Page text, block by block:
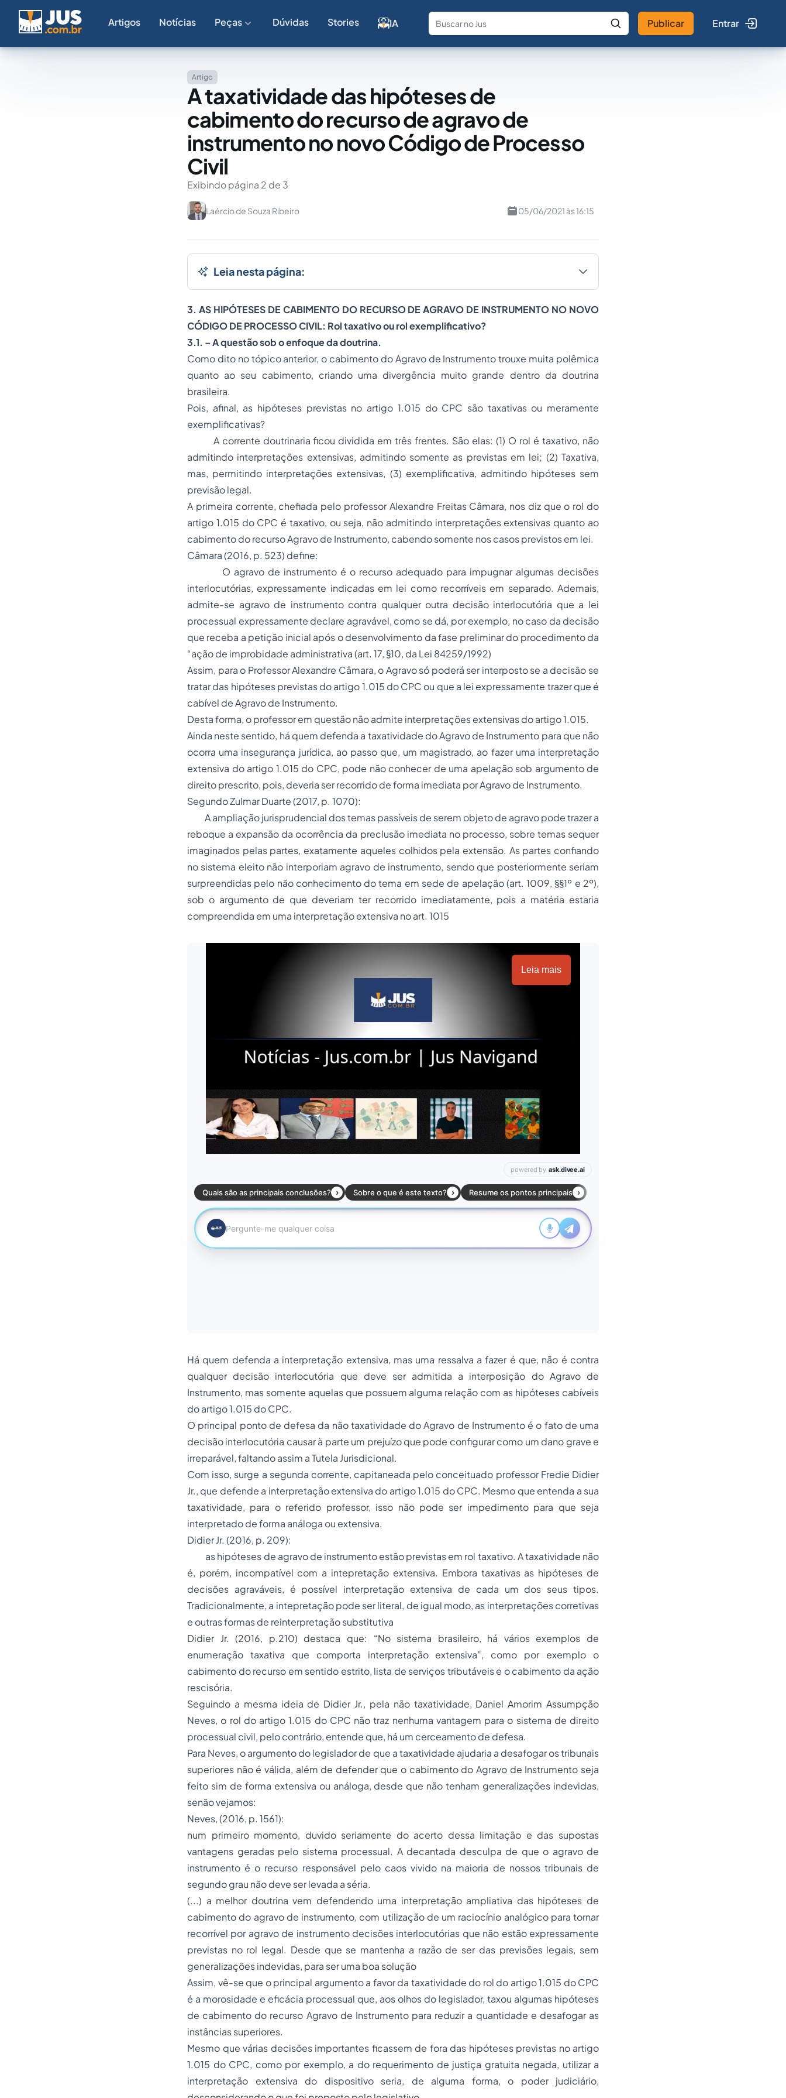
Artigos Notícias Peças Dúvidas Stories IA
Fale com a IA Buscar no Jus
Publicar Entrar
Artigo
A taxatividade das hipóteses de
cabimento do recurso de agravo de
instrumento no novo Código de Processo
Civil
Exibindo página 2 de 3
Laércio de Souza Ribeiro 05/06/2021 às 16:15
Leia nesta página:
3. AS HIPÓTESES DE CABIMENTO DO RECURSO DE AGRAVO DE INSTRUMENTO NO NOVO
CÓDIGO DE PROCESSO CIVIL: Rol taxativo ou rol exemplificativo?
3.1. – A questão sob o enfoque da doutrina.
Como dito no tópico anterior, o cabimento do Agravo de Instrumento trouxe muita polêmica
quanto ao seu cabimento, criando uma divergência muito grande dentro da doutrina
brasileira.
Pois, afinal, as hipóteses previstas no artigo 1.015 do CPC são taxativas ou meramente
exemplificativas?
A corrente doutrinaria ficou dividida em três frentes. São elas: (1) O rol é taxativo, não
admitindo interpretações extensivas, admitindo somente as previstas em lei; (2) Taxativa,
mas, permitindo interpretações extensivas, (3) exemplificativa, admitindo hipóteses sem
previsão legal.
A primeira corrente, chefiada pelo professor Alexandre Freitas Câmara, nos diz que o rol do
artigo 1.015 do CPC é taxativo, ou seja, não admitindo interpretações extensivas quanto ao
cabimento do recurso Agravo de Instrumento, cabendo somente nos casos previstos em lei.
Câmara (2016, p. 523) define:
O agravo de instrumento é o recurso adequado para impugnar algumas decisões
interlocutórias, expressamente indicadas em lei como recorríveis em separado. Ademais,
admite-se agravo de instrumento contra qualquer outra decisão interlocutória que a lei
processual expressamente declare agravável, como se dá, por exemplo, no caso da decisão
que receba a petição inicial após o desenvolvimento da fase preliminar do procedimento da
“ação de improbidade administrativa (art. 17, §10, da Lei 84259/1992)
Assim, para o Professor Alexandre Câmara, o Agravo só poderá ser interposto se a decisão se
tratar das hipóteses previstas do artigo 1.015 do CPC ou que a lei expressamente trazer que é
cabível de Agravo de Instrumento.
Desta forma, o professor em questão não admite interpretações extensivas do artigo 1.015.
Ainda neste sentido, há quem defenda a taxatividade do Agravo de Instrumento para que não
ocorra uma insegurança jurídica, ao passo que, um magistrado, ao fazer uma interpretação
extensiva do artigo 1.015 do CPC, pode não conhecer de uma apelação sob argumento de
direito prescrito, pois, deveria ser recorrido de forma imediata por Agravo de Instrumento.
Segundo Zulmar Duarte (2017, p. 1070):
A ampliação jurisprudencial dos temas passíveis de serem objeto de agravo pode trazer a
reboque a expansão da ocorrência da preclusão imediata no processo, sobre temas sequer
imaginados pelas partes, exatamente aqueles colhidos pela extensão. As partes confiando
no sistema eleito não interporiam agravo de instrumento, sendo que posteriormente seriam
surpreendidas pelo não conhecimento do tema em sede de apelação (art. 1009, §§1º e 2º),
sob o argumento de que deveriam ter recorrido imediatamente, pois a matéria estaria
compreendida em uma interpretação extensiva no art. 1015
Leia mais
Há quem defenda a interpretação extensiva, mas uma ressalva a fazer é que, não é contra
qualquer decisão interlocutória que deve ser admitida a interposição do Agravo de
Instrumento, mas somente aquelas que possuem alguma relação com as hipóteses cabíveis
do artigo 1.015 do CPC.
O principal ponto de defesa da não taxatividade do Agravo de Instrumento é o fato de uma
decisão interlocutória causar à parte um prejuízo que pode configurar como um dano grave e
irreparável, faltando assim a Tutela Jurisdicional.
Com isso, surge a segunda corrente, capitaneada pelo conceituado professor Fredie Didier
Jr., que defende a interpretação extensiva do artigo 1.015 do CPC. Mesmo que entenda a sua
taxatividade, para o referido professor, isso não pode ser impedimento para que seja
interpretado de forma análoga ou extensiva.
Didier Jr. (2016, p. 209):
as hipóteses de agravo de instrumento estão previstas em rol taxativo. A taxatividade não
é, porém, incompatível com a intepretação extensiva. Embora taxativas as hipóteses de
decisões agraváveis, é possível interpretação extensiva de cada um dos seus tipos.
Tradicionalmente, a intepretação pode ser literal, de igual modo, as interpretações corretivas
e outras formas de reinterpretação substitutiva
Didier Jr. (2016, p.210) destaca que: “No sistema brasileiro, há vários exemplos de
enumeração taxativa que comporta interpretação extensiva”, como por exemplo o
cabimento do recurso em sentido estrito, lista de serviços tributáveis e o cabimento da ação
rescisória.
Seguindo a mesma ideia de Didier Jr., pela não taxatividade, Daniel Amorim Assumpção
Neves, o rol do artigo 1.015 do CPC não traz nenhuma vantagem para o sistema de direito
processual civil, pelo contrário, entende que, há um cerceamento de defesa.
Para Neves, o argumento do legislador de que a taxatividade ajudaria a desafogar os tribunais
superiores não é válida, além de defender que o cabimento do Agravo de Instrumento seja
feito sim de forma extensiva ou análoga, desde que não tenham generalizações indevidas,
senão vejamos:
Neves, (2016, p. 1561):
num primeiro momento, duvido seriamente do acerto dessa limitação e das supostas
vantagens geradas pelo sistema processual. A decantada desculpa de que o agravo de
instrumento é o recurso responsável pelo caos vivido na maioria de nossos tribunais de
segundo grau não deve ser levada a séria.
(...) a melhor doutrina vem defendendo uma interpretação ampliativa das hipóteses de
cabimento do agravo de instrumento, com utilização de um raciocínio analógico para tornar
recorrível por agravo de instrumento decisões interlocutórias que não estão expressamente
previstas no rol legal. Desde que se mantenha a razão de ser das previsões legais, sem
generalizações indevidas, para ser uma boa solução
Assim, vê-se que o principal argumento a favor da taxatividade do rol do artigo 1.015 do CPC
é a morosidade e eficácia processual que, aos olhos do legislador, taxou algumas hipóteses
de cabimento do recurso Agravo de Instrumento para reduzir a quantidade e desafogar as
instâncias superiores.
Mesmo que várias decisões importantes ficassem de fora das hipóteses previstas no artigo
1.015 do CPC, como por exemplo, a do requerimento de justiça gratuita negada, utilizar a
interpretação extensiva do dispositivo seria, de alguma forma, o poder judiciário,